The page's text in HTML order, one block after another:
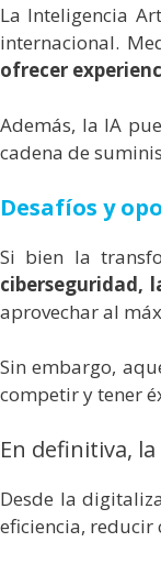
La Inteligencia
internacional.
ofrecer
Además, la IA
cadena de
Desafíos y
Si bien la
ciberseguridad,
aprovechar al
Sin embargo,
competir y tener
En definitiva,
Desde la
eficiencia, reducir